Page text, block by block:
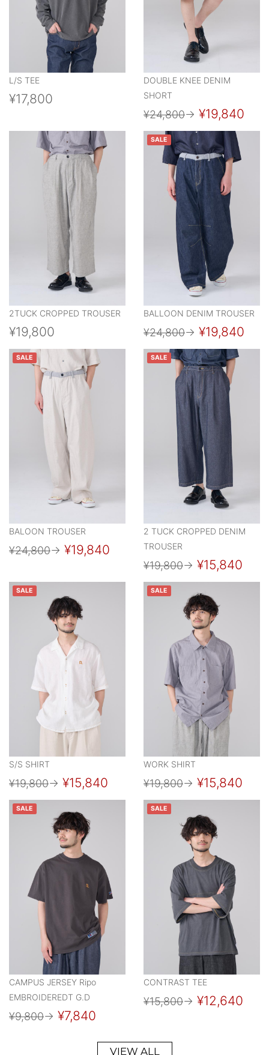
L/S TEE
¥17,800
DOUBLE KNEE DENIM
SHORT
¥24,800→ ¥19,840
2TUCK CROPPED TROUSER
¥19,800
SALE
BALLOON DENIM TROUSER
¥24,800→ ¥19,840
SALE
BALOON TROUSER
¥24,800→ ¥19,840
SALE
2 TUCK CROPPED DENIM
TROUSER
¥19,800→ ¥15,840
SALE
S/S SHIRT
¥19,800→ ¥15,840
SALE
WORK SHIRT
¥19,800→ ¥15,840
SALE
CAMPUS JERSEY Ripo
EMBROIDEREDT G.D
¥9,800→ ¥7,840
SALE
CONTRAST TEE
¥15,800→ ¥12,640
VIEW ALL